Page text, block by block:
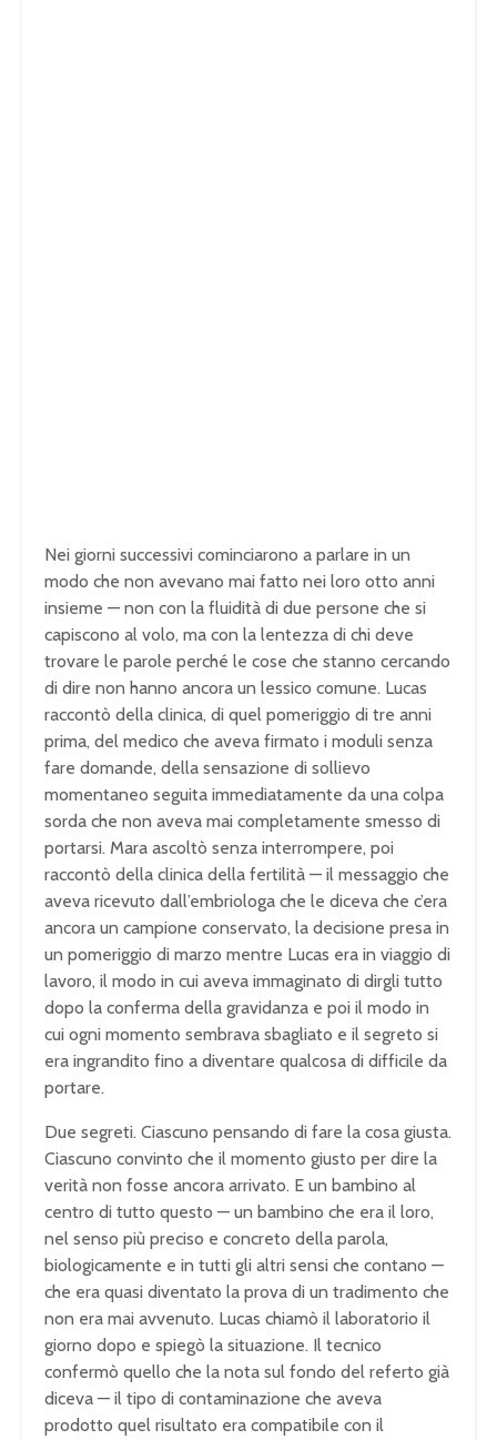
Nei giorni successivi cominciarono a parlare in un
modo che non avevano mai fatto nei loro otto anni
insieme — non con la fluidità di due persone che si
capiscono al volo, ma con la lentezza di chi deve
trovare le parole perché le cose che stanno cercando
di dire non hanno ancora un lessico comune. Lucas
raccontò della clinica, di quel pomeriggio di tre anni
prima, del medico che aveva firmato i moduli senza
fare domande, della sensazione di sollievo
momentaneo seguita immediatamente da una colpa
sorda che non aveva mai completamente smesso di
portarsi. Mara ascoltò senza interrompere, poi
raccontò della clinica della fertilità — il messaggio che
aveva ricevuto dall’embriologa che le diceva che c’era
ancora un campione conservato, la decisione presa in
un pomeriggio di marzo mentre Lucas era in viaggio di
lavoro, il modo in cui aveva immaginato di dirgli tutto
dopo la conferma della gravidanza e poi il modo in
cui ogni momento sembrava sbagliato e il segreto si
era ingrandito fino a diventare qualcosa di difficile da
portare.
Due segreti. Ciascuno pensando di fare la cosa giusta.
Ciascuno convinto che il momento giusto per dire la
verità non fosse ancora arrivato. E un bambino al
centro di tutto questo — un bambino che era il loro,
nel senso più preciso e concreto della parola,
biologicamente e in tutti gli altri sensi che contano —
che era quasi diventato la prova di un tradimento che
non era mai avvenuto. Lucas chiamò il laboratorio il
giorno dopo e spiegò la situazione. Il tecnico
confermò quello che la nota sul fondo del referto già
diceva — il tipo di contaminazione che aveva
prodotto quel risultato era compatibile con il